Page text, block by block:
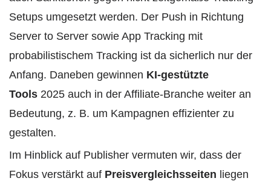
Setups umgesetzt werden. Der Push in Richtung
Server to Server sowie App Tracking mit
probabilistischem Tracking ist da sicherlich nur der
Anfang. Daneben gewinnen KI-gestützte
Tools 2025 auch in der Affiliate-Branche weiter an
Bedeutung, z. B. um Kampagnen effizienter zu
gestalten.
Im Hinblick auf Publisher vermuten wir, dass der
Fokus verstärkt auf Preisvergleichsseiten liegen